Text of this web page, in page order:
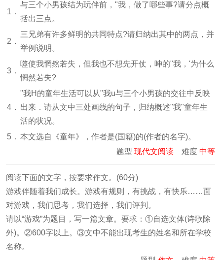
1．
与三个小男孩结为玩伴前，"我，做了哪些事?请分点概
括出三点。
2．
三兄弟有许多鲜明的共同特点?请归纳出其中的两点，并
举例说明。
3．
噬使我惘然若失，但我也不想先开仗，呻的"我，'为什么
惘然若失?
4．
"我H的童年生活可以从"我u与三个小男孩的交往中反映
出来．请从文中三处画线的句子，归纳概述"我"童年生
活的状况。
5． 本文选自《童年》，作者是(国籍)的(作者的名字)。
题型 现代文阅读 难度 中等
阅读下面的文字，按要求作文。(60分)
游戏伴随着我们成长。游戏有规则，有挑战，有快乐……面
对游戏，我们思考，我们选择，我们评判。
请以“游戏”为题目，写一篇文章。要求：①自选文体(诗歌除
外)。②600字以上。③文中不能出现考生的姓名和所在学校
名称。